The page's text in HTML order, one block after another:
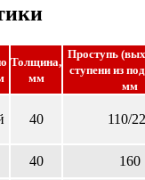
Толщина,
мм
Проступь
ступени из
мм
40 110/
40 160